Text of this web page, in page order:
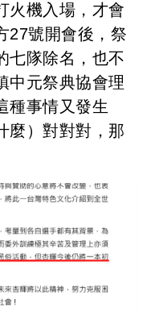
火機入場，才會
27號開會後，祭
七隊除名，也不
中元祭典協會理
種事情又發生
麼）對對對，那